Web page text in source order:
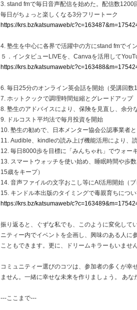
3. stand fmで毎日音声配信を始めた。配信数1200
毎日がちょっと楽しくなる3分フリートーク
https://krs.bz/katsumaweb/
4. 塾生を中心に各界で活躍中の方にstand fmでイ
５．インタビューLIVEを、Canvaを活用して
https://krs.bz/katsumaweb/
6. 毎日25分のオンライン英会話を開始（受講回数
7. ホットクックで調理時間短縮とグレードアップ
8. 塾生のアドバイスにより、保険を見直し、余分
9. ドルコスト平均法で毎月投資を開始
10. 塾生の勧めで、日本メンター協会公認事業者
11. Audible、kindleの読み上げ機能活用により、
12. 毎日8000歩を目標に「みんちゃれ」でウォー
13. スマートウォッチを使い始め、睡眠時間や歩
15歳をキープ）
14. 音声ファイルの文字おこし等にAI活用開始（ブ
15. キンドル本出版のタイミングで毒親育ちにつ
https://krs.bz/katsumaweb/
振り返ると、ぐずな私でも、このように変化して
ニティー内でイベントを企画し、興味のある人に
こともできます。更に、ドリームキラーもいません
コミュニティー選びのコツは、参加者の多くが幸
ません。一緒に幸せな未来を作りましょう。 あな
---ここまで---